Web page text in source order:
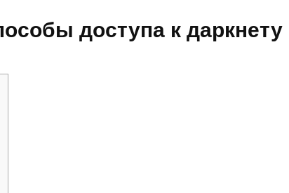
доступа к даркнету